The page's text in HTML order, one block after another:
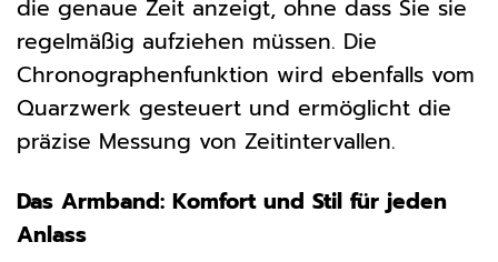
die genaue Zeit anzeigt, ohne dass Sie sie
regelmäßig aufziehen müssen. Die
Chronographenfunktion wird ebenfalls vom
Quarzwerk gesteuert und ermöglicht die
präzise Messung von Zeitintervallen.
Das Armband: Komfort und Stil für jeden
Anlass